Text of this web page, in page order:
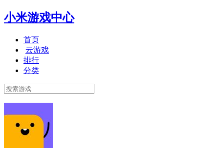
小米游戏中心
首页
云游戏
排行
分类